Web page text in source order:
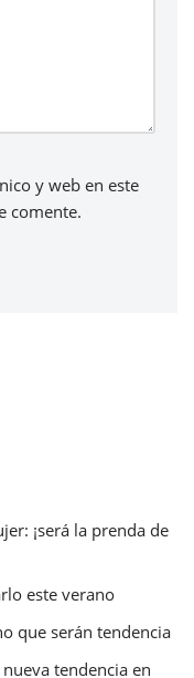
y web en este
comente.
¡será la prenda de
este verano
que serán tendencia
tendencia en